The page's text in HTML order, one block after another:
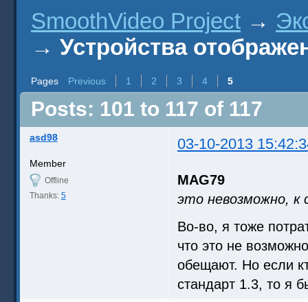
SmoothVideo Project →
→ Устройства
Pages Previous 1 2 3 4 5
Posts: 101 to 117 of 117
asd98 03-10-2013
Member
Offline
Thanks: 5
MAG79
это невозможно, к
Во-во, я тоже
что это не
обещают. Но если
стандарт 1.3, то я